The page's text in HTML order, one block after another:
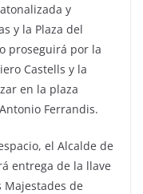
y
y la Plaza del
proseguirá por la
Castells y la
en la plaza
Ferrandis.
el Alcalde de
entrega de la llave
Majestades de